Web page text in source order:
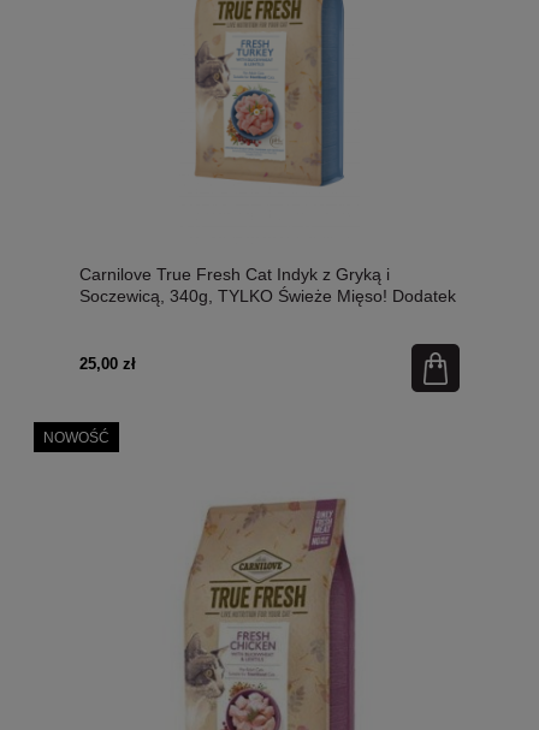
Carnilove True Fresh Cat Indyk z Gryką i
Soczewicą, 340g, TYLKO Świeże Mięso! Dodatek
NOWOŚĆ!
25,00 zł
NOWOŚĆ